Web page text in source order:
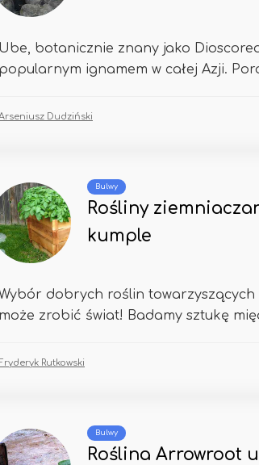
Ube, botanicznie znany jako
popularnym ignamem w całej Azji.
Dudziński
Bulwy
Rośliny
kumple
dobrych roślin towarzyszących
może zrobić świat! Badamy sztukę
Rutkowski
Bulwy
Roślina Arrowroot